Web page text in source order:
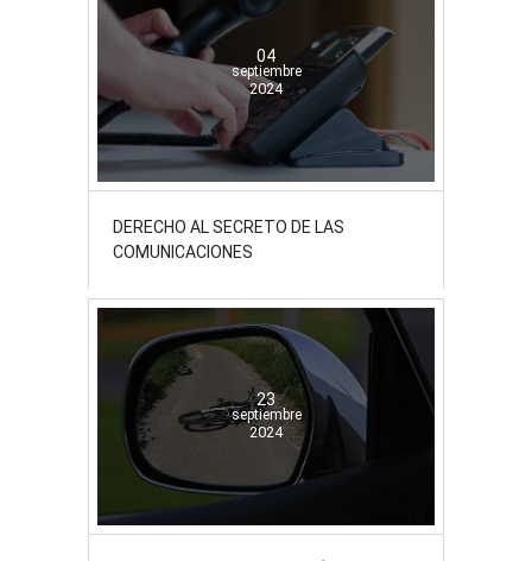
04
septiembre
2024
DERECHO AL SECRETO DE LAS
COMUNICACIONES
23
septiembre
2024